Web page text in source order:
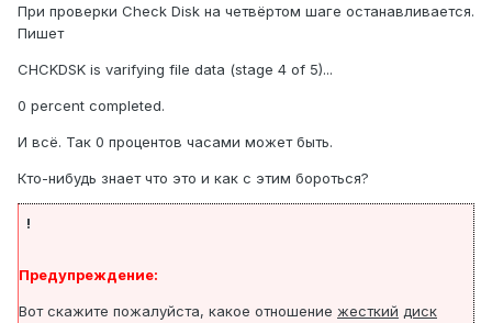
При проверки Check Disk на четвёртом шаге останавливается.
Пишет
CHCKDSK is varifying file data (stage 4 of 5)...
0 percent completed.
И всё. Так 0 процентов часами может быть.
Кто-нибудь знает что это и как с этим бороться?
!
Предупреждение:
Вот скажите пожалуйста, какое отношение жесткий диск